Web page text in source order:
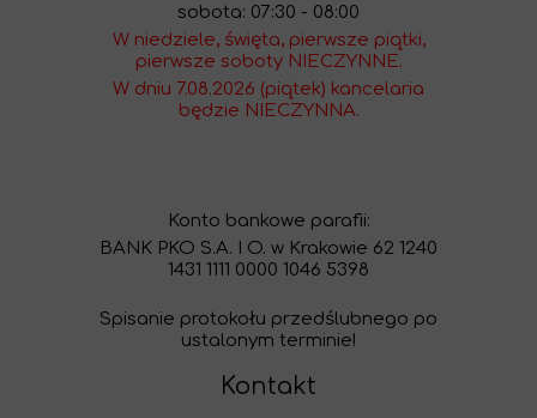
sobota: 07:30 - 08:00
W niedziele, święta, pierwsze piątki,
pierwsze soboty NIECZYNNE.
W dniu 7.08.2026 (piątek) kancelaria
będzie NIECZYNNA.
Konto bankowe parafii:
BANK PKO S.A. I O. w Krakowie 62 1240
1431 1111 0000 1046 5398
Spisanie protokołu przedślubnego po
ustalonym terminie!
Kontakt